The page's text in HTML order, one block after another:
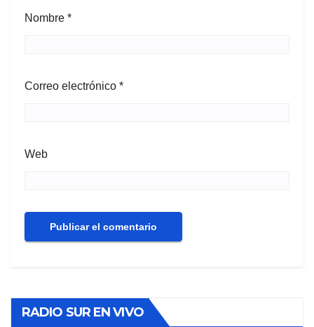
Nombre *
Correo electrónico *
Web
RADIO SUR EN VIVO